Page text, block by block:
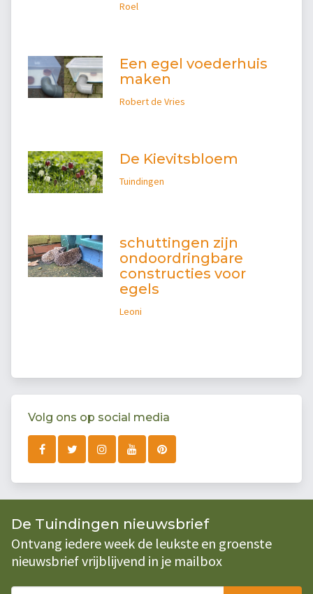
Roel
Een egel voederhuis
maken
Robert de Vries
De Kievitsbloem
Tuindingen
schuttingen zijn
ondoordringbare
constructies voor
egels
Leoni
Volg ons op social media
De Tuindingen nieuwsbrief
Ontvang iedere week de leukste en groenste
nieuwsbrief vrijblijvend in je mailbox